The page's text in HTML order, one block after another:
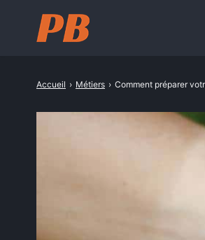
Accueil › Métiers › Comment préparer